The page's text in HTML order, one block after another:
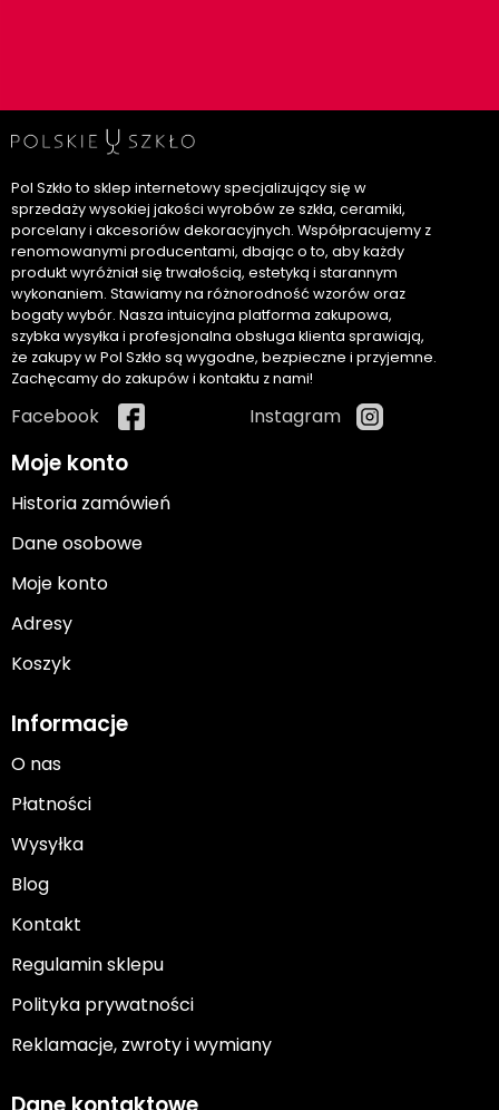
Pol Szkło to sklep internetowy specjalizujący się w
sprzedaży wysokiej jakości wyrobów ze szkła, ceramiki,
porcelany i akcesoriów dekoracyjnych. Współpracujemy z
renomowanymi producentami, dbając o to, aby każdy
produkt wyróżniał się trwałością, estetyką i starannym
wykonaniem. Stawiamy na różnorodność wzorów oraz
bogaty wybór. Nasza intuicyjna platforma zakupowa,
szybka wysyłka i profesjonalna obsługa klienta sprawiają,
że zakupy w Pol Szkło są wygodne, bezpieczne i przyjemne.
Zachęcamy do zakupów i kontaktu z nami!
Facebook Instagram
Moje konto
Historia zamówień
Dane osobowe
Moje konto
Adresy
Koszyk
Informacje
O nas
Płatności
Wysyłka
Blog
Kontakt
Regulamin sklepu
Polityka prywatności
Reklamacje, zwroty i wymiany